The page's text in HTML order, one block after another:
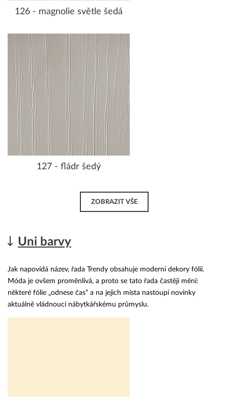
126 - magnolie světle šedá
127 - fládr šedý
ZOBRAZIT VŠE
Uni barvy
Jak napovídá název, řada Trendy obsahuje moderní dekory fólií.
Móda je ovšem proměnlivá, a proto se tato řada častěji mění:
některé fólie „odnese čas“ a na jejich místa nastoupí novinky
aktuálně vládnoucí nábytkářskému průmyslu.